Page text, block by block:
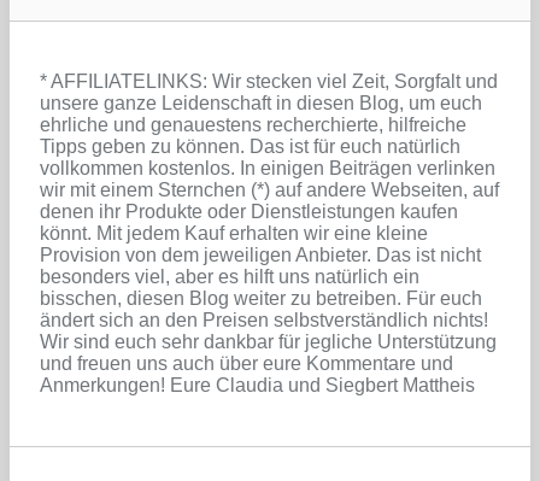
* AFFILIATELINKS: Wir stecken viel Zeit, Sorgfalt und
unsere ganze Leidenschaft in diesen Blog, um euch
ehrliche und genauestens recherchierte, hilfreiche
Tipps geben zu können. Das ist für euch natürlich
vollkommen kostenlos. In einigen Beiträgen verlinken
wir mit einem Sternchen (*) auf andere Webseiten, auf
denen ihr Produkte oder Dienstleistungen kaufen
könnt. Mit jedem Kauf erhalten wir eine kleine
Provision von dem jeweiligen Anbieter. Das ist nicht
besonders viel, aber es hilft uns natürlich ein
bisschen, diesen Blog weiter zu betreiben. Für euch
ändert sich an den Preisen selbstverständlich nichts!
Wir sind euch sehr dankbar für jegliche Unterstützung
und freuen uns auch über eure Kommentare und
Anmerkungen! Eure Claudia und Siegbert Mattheis